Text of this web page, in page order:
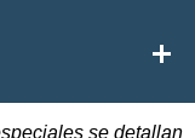
se detallan